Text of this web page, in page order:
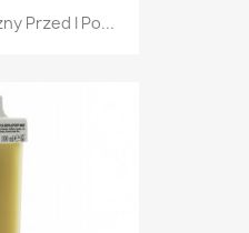
Przed I Po...